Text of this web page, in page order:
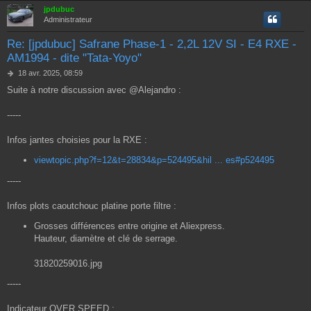
jpdubuc
Administrateur
Re: [jpdubuc] Safrane Phase-1 - 2,2L 12V SI - E4 RXE -
AM1994 - dite "Tata-Yoyo"
M
s
a
e
18 avr. 2025, 08:59
Suite à notre discussion avec @Alejandro :
-----
Infos jantes choisies pour la RXE :
viewtopic.php?f=12&t=28834&p=524495&hil ... es#p524495
-----
Infos plots caoutchouc platine porte filtre :
Grosses différences entre origine et Aliexpress.
Hauteur, diamètre et clé de serrage.
31820259016.jpg
-----
Indicateur OVER SPEED :